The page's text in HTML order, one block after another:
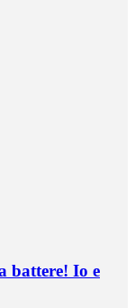
battere! Io e